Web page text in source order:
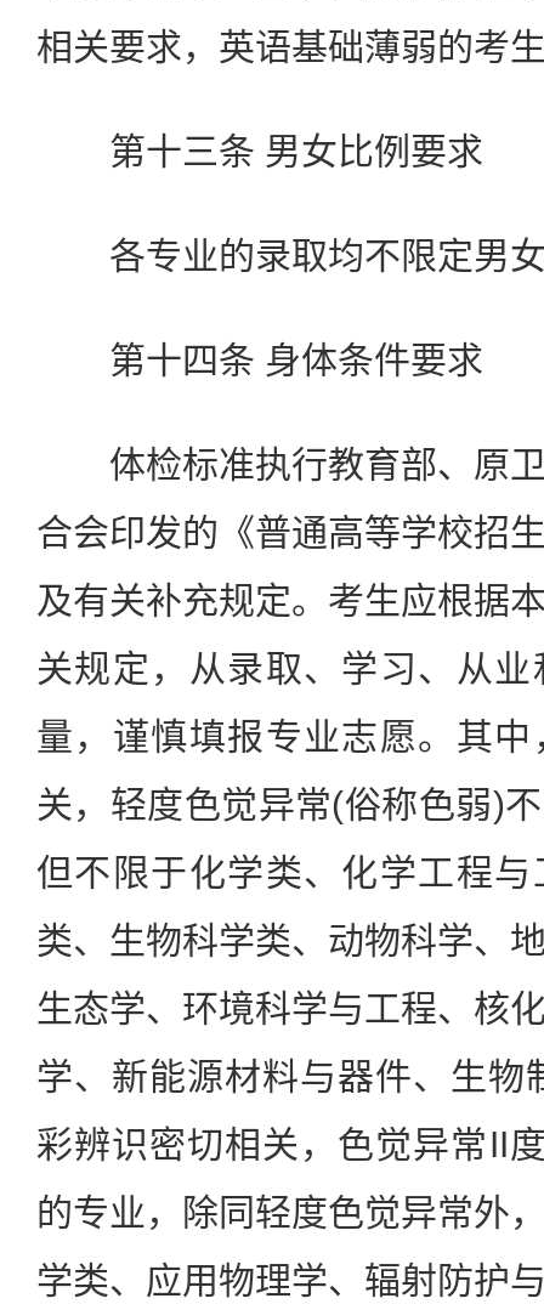
相关要求，英语基础薄弱的考
第十三条 男女比例要求
各专业的录取均不限定男女
第十四条 身体条件要求
体检标准执行教育部、原卫
合会印发的《普通高等学校招
及有关补充规定。考生应根据
关规定，从录取、学习、从
量，谨慎填报专业志愿。其
关，轻度色觉异常(俗称色弱)
但不限于化学类、化学工程
类、生物科学类、动物科学、
生态学、环境科学与工程、核
学、新能源材料与器件、生物
彩辨识密切相关，色觉异常II
的专业，除同轻度色觉异常外
学类、应用物理学、辐射防护